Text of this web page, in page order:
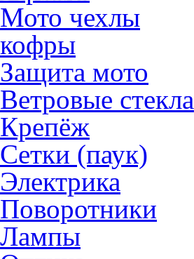
Мото чехлы
кофры
Защита мото
Ветровые стекла
Крепёж
Сетки (паук)
Электрика
Поворотники
Лампы